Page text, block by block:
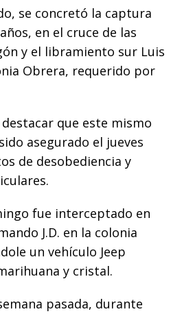
se concretó la captura
en el cruce de las
y el libramiento sur Luis
Obrera, requerido por
que este mismo
asegurado el jueves
de desobediencia y
fue interceptado en
J.D. en la colonia
un vehículo Jeep
y cristal.
pasada, durante